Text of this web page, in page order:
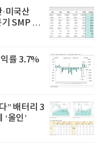
미국산
SMP 상
률 3.7%
” 배터리 3
올인’